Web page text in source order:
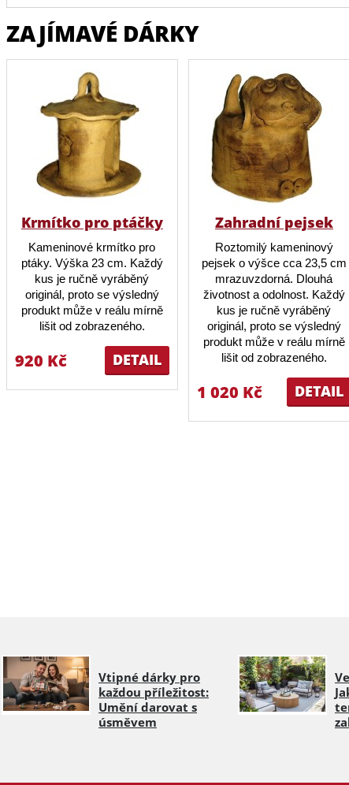
ZAJÍMAVÉ DÁRKY
Krmítko pro ptáčky
Kameninové krmítko pro
ptáky. Výška 23 cm. Každý
kus je ručně vyráběný
originál, proto se výsledný
produkt může v reálu mírně
lišit od zobrazeného.
DETAIL
920 Kč
Zahradní pejsek
Roztomilý kameninový
pejsek o výšce cca 23,5 cm
mrazuvzdorná. Dlouhá
životnost a odolnost. Každý
kus je ručně vyráběný
originál, proto se výsledný
produkt může v reálu mírně
lišit od zobrazeného.
DETAIL
1 020 Kč
Vtipné dárky pro
každou příležitost:
Umění darovat s
úsměvem